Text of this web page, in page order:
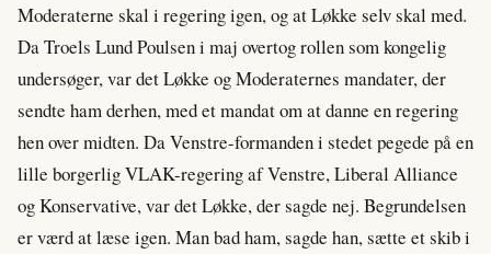
Moderaterne skal i regering igen, og at Løkke selv skal med.
Da Troels Lund Poulsen i maj overtog rollen som kongelig
undersøger, var det Løkke og Moderaternes mandater, der
sendte ham derhen, med et mandat om at danne en regering
hen over midten. Da Venstre-formanden i stedet pegede på en
lille borgerlig VLAK-regering af Venstre, Liberal Alliance
og Konservative, var det Løkke, der sagde nej. Begrundelsen
er værd at læse igen. Man bad ham, sagde han, sætte et skib i